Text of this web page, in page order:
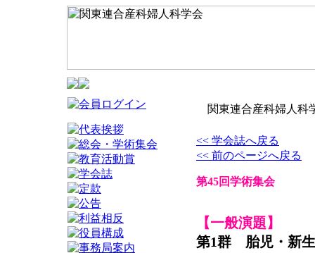
関東連合産科婦人科
<< 学会誌へ戻る
<< 前のページへ戻る
第45回学術集会
【一般演題】
第1群 胎児・新